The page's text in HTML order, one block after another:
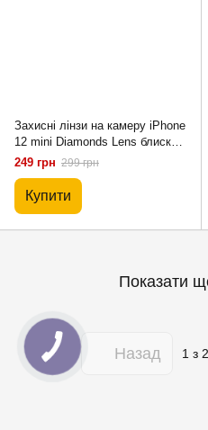
Захисні лінзи на камеру iPhone
12 mini Diamonds Lens блискучі
Red
249 грн 299 грн
Купити
Показати
Назад 1з 2